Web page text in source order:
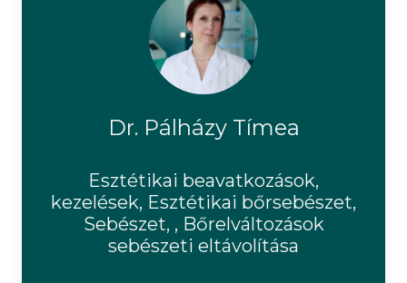
Dr. Pálházy Tímea
Esztétikai beavatkozások,
kezelések, Esztétikai bőrsebészet,
Sebészet, , Bőrelváltozások
sebészeti eltávolítása